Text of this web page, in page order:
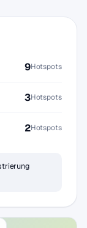
9Hotspots
3Hotspots
2Hotspots